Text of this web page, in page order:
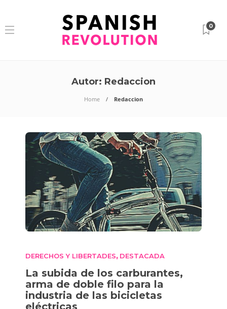
0
Autor: Redaccion
Home Redaccion
DERECHOS Y LIBERTADES, DESTACADA
La subida de los carburantes,
arma de doble filo para la
industria de las bicicletas
eléctricas